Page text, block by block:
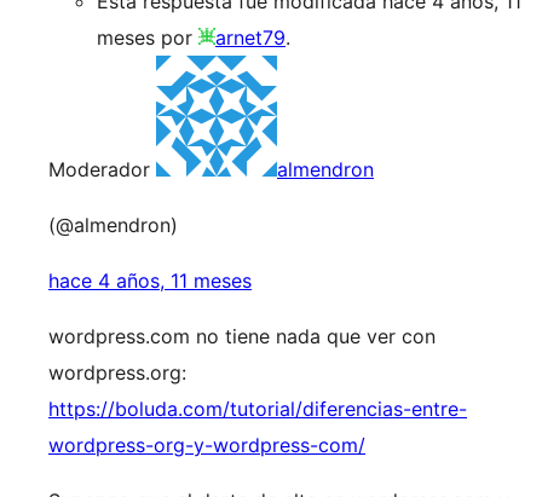
meses por
arnet79.
Moderador almendron
(@almendron)
hace 4 años, 11 meses
wordpress.com no tiene nada que ver con
wordpress.org:
https://boluda.com/tutorial/diferencias-entre-
wordpress-org-y-wordpress-com/